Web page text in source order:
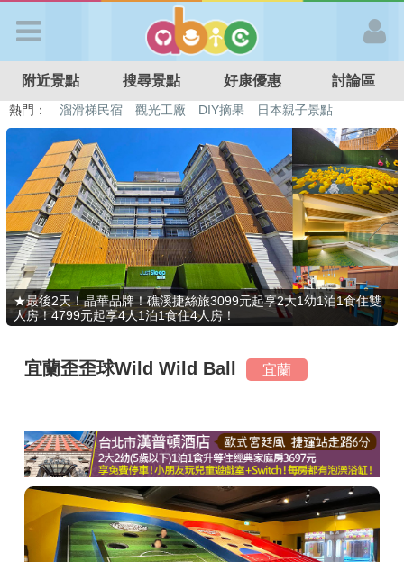
APP登入
首 頁
搜尋景點
好康優惠
最新消息
最新留言
商家合作
推薦景點
討論區
附近景點 搜尋景點 好康優惠 討論區
熱門： 溜滑梯民宿 觀光工廠 DIY摘果
日本親子景點
特色遊戲場
親子住房優惠 台北親子餐廳 溫泉泡湯SPA
★最後2天！晶華品牌！礁溪捷絲旅3099元起享2大1幼1泊1食住雙
人房！4799元起享4人1泊1食住4人房！
宜蘭歪歪球Wild Wild Ball 宜蘭